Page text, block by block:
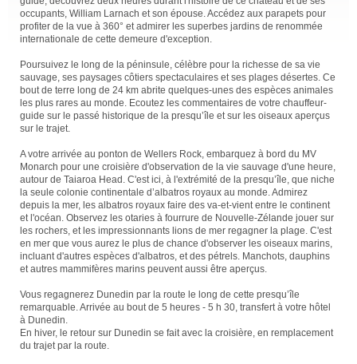
occupants, William Larnach et son épouse. Accédez aux parapets pour
profiter de la vue à 360° et admirer les superbes jardins de renommée
internationale de cette demeure d'exception.
Poursuivez le long de la péninsule, célèbre pour la richesse de sa vie
sauvage, ses paysages côtiers spectaculaires et ses plages désertes. Ce
bout de terre long de 24 km abrite quelques-unes des espèces animales
les plus rares au monde. Ecoutez les commentaires de votre chauffeur-
guide sur le passé historique de la presqu’île et sur les oiseaux aperçus
sur le trajet.
A votre arrivée au ponton de Wellers Rock, embarquez à bord du MV
Monarch pour une croisière d'observation de la vie sauvage d'une heure,
autour de Taiaroa Head. C'est ici, à l'extrémité de la presqu’île, que niche
la seule colonie continentale d’albatros royaux au monde. Admirez
depuis la mer, les albatros royaux faire des va-et-vient entre le continent
et l'océan. Observez les otaries à fourrure de Nouvelle-Zélande jouer sur
les rochers, et les impressionnants lions de mer regagner la plage. C'est
en mer que vous aurez le plus de chance d'observer les oiseaux marins,
incluant d'autres espèces d'albatros, et des pétrels. Manchots, dauphins
et autres mammifères marins peuvent aussi être aperçus.
Vous regagnerez Dunedin par la route le long de cette presqu’île
remarquable. Arrivée au bout de 5 heures - 5 h 30, transfert à votre hôtel
à Dunedin.
En hiver, le retour sur Dunedin se fait avec la croisière, en remplacement
du trajet par la route.